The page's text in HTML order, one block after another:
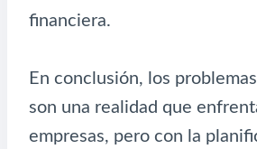
financiera.
En conclusión, los
son una realidad que
empresas, pero con la